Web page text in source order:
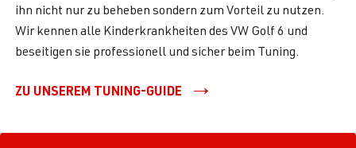
ihn nicht nur zu beheben sondern zum Vorteil zu nutzen.
Wir kennen alle Kinderkrankheiten des VW Golf 6 und
beseitigen sie professionell und sicher beim Tuning.
ZU UNSEREM TUNING-GUIDE